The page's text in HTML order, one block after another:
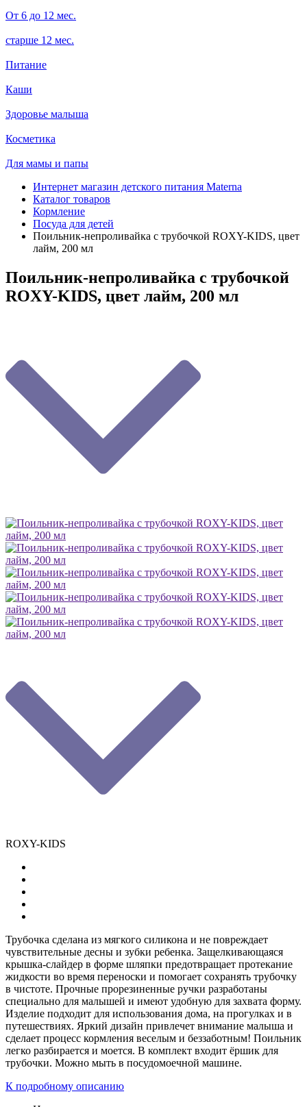
От 6 до 12 мес.
старше 12 мес.
Питание
Каши
Здоровье малыша
Косметика
Для мамы и папы
Интернет магазин детского питания Materna
Каталог товаров
Кормление
Посуда для детей
Поильник-непроливайка с трубочкой ROXY-KIDS, цвет
лайм, 200 мл
Поильник-непроливайка с трубочкой
ROXY-KIDS, цвет лайм, 200 мл
ROXY-KIDS
Трубочка сделана из мягкого силикона и не повреждает
чувствительные десны и зубки ребенка. Защелкивающаяся
крышка-слайдер в форме шляпки предотвращает протекание
жидкости во время переноски и помогает сохранять трубочку
в чистоте. Прочные прорезиненные ручки разработаны
специально для малышей и имеют удобную для захвата форму.
Изделие подходит для использования дома, на прогулках и в
путешествиях. Яркий дизайн привлечет внимание малыша и
сделает процесс кормления веселым и беззаботным! Поильник
легко разбирается и моется. В комплект входит ёршик для
трубочки. Можно мыть в посудомоечной машине.
К подробному описанию